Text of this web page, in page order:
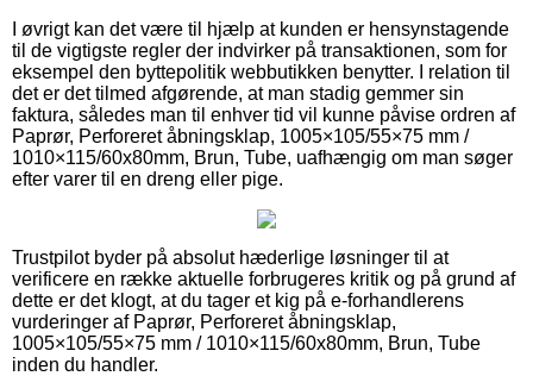
I øvrigt kan det være til hjælp at kunden er hensynstagende
til de vigtigste regler der indvirker på transaktionen, som for
eksempel den byttepolitik webbutikken benytter. I relation til
det er det tilmed afgørende, at man stadig gemmer sin
faktura, således man til enhver tid vil kunne påvise ordren af
Paprør, Perforeret åbningsklap, 1005×105/55×75 mm /
1010×115/60x80mm, Brun, Tube, uafhængig om man søger
efter varer til en dreng eller pige.
Trustpilot byder på absolut hæderlige løsninger til at
verificere en række aktuelle forbrugeres kritik og på grund af
dette er det klogt, at du tager et kig på e-forhandlerens
vurderinger af Paprør, Perforeret åbningsklap,
1005×105/55×75 mm / 1010×115/60x80mm, Brun, Tube
inden du handler.